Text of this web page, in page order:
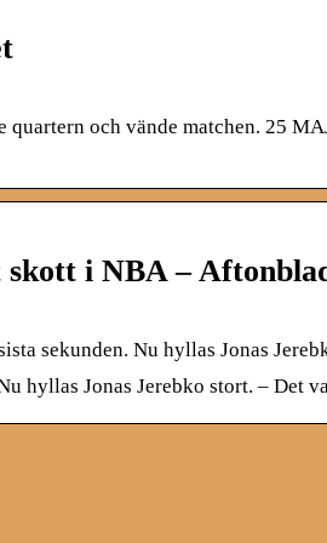
och vände matchen. 25
skott i NBA –
sekunden. Nu hyllas Jonas
hyllas Jonas Jerebko stort. – Det